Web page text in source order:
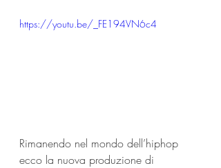
https://youtu.be/_FE194VN6c4
Rimanendo nel mondo dell’hiphop
ecco la nuova produzione di